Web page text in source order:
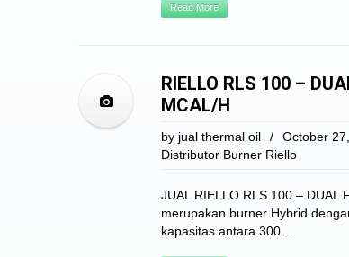
Read More
RIELLO RLS 100 –
MCAL/H
by jual thermal oil / October
Distributor Burner Riello
JUAL RIELLO RLS 100 – DUAL
merupakan burner Hybrid
kapasitas antara 300 ...